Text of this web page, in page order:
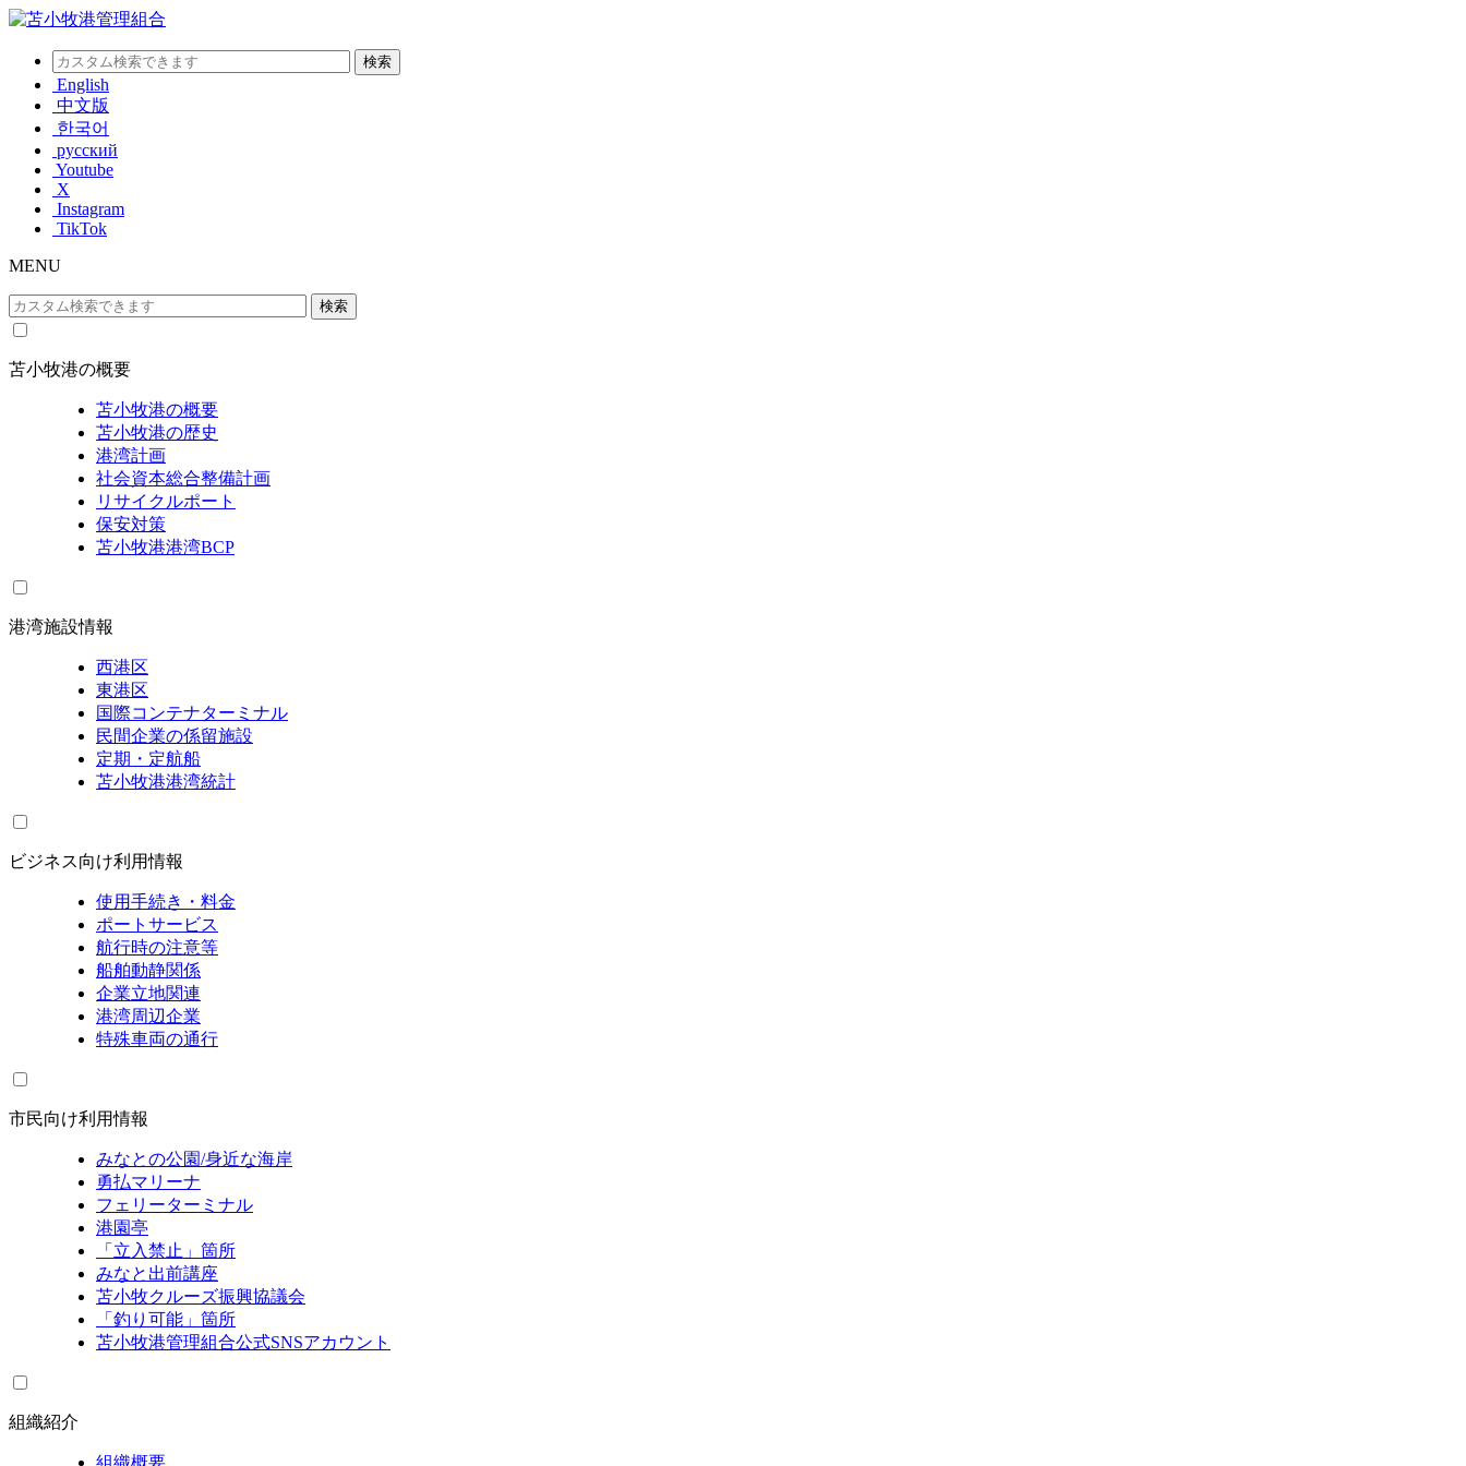
English
中文版
한국어
русский
Youtube
X
Instagram
TikTok
MENU
苫小牧港の概要
苫小牧港の概要
苫小牧港の歴史
港湾計画
社会資本総合整備計画
リサイクルポート
保安対策
苫小牧港港湾BCP
港湾施設情報
西港区
東港区
国際コンテナターミナル
民間企業の係留施設
定期・定航船
苫小牧港港湾統計
ビジネス向け利用情報
使用手続き・料金
ポートサービス
航行時の注意等
船舶動静関係
企業立地関連
港湾周辺企業
特殊車両の通行
市民向け利用情報
みなとの公園/身近な海岸
勇払マリーナ
フェリーターミナル
港園亭
「立入禁止」箇所
みなと出前講座
苫小牧クルーズ振興協議会
「釣り可能」箇所
苫小牧港管理組合公式SNSアカウント
組織紹介
組織概要